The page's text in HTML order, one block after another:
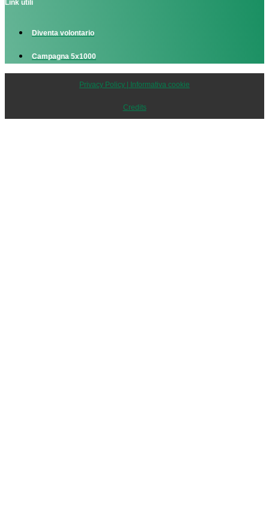
Link utili
Diventa volontario
Campagna 5x1000
Privacy Policy | Informativa cookie
Credits